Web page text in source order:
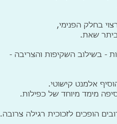
שאת.
- בשילוב השקיפות והצריבה -
אלמנט קישוטי.
מימד מיוחד של כפילות.
הופכים לזכוכית רגילה צרובה.